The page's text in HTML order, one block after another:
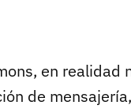
en realidad
de